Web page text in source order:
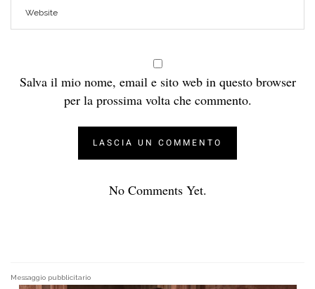
Salva il mio nome, email e sito web in questo browser
per la prossima volta che commento.
No Comments Yet.
Messaggio pubblicitario